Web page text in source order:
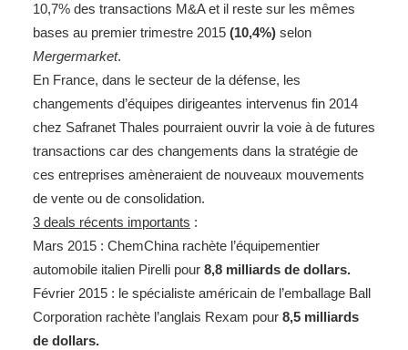
10,7% des transactions M&A et il reste sur les mêmes
bases au premier trimestre 2015 (10,4%) selon
Mergermarket.
En France, dans le secteur de la défense, les
changements d’équipes dirigeantes intervenus fin 2014
chez Safranet Thales pourraient ouvrir la voie à de futures
transactions car des changements dans la stratégie de
ces entreprises amèneraient de nouveaux mouvements
de vente ou de consolidation.
3 deals récents importants :
Mars 2015 : ChemChina rachète l’équipementier
automobile italien Pirelli pour 8,8 milliards de dollars.
Février 2015 : le spécialiste américain de l’emballage Ball
Corporation rachète l’anglais Rexam pour 8,5 milliards
de dollars.